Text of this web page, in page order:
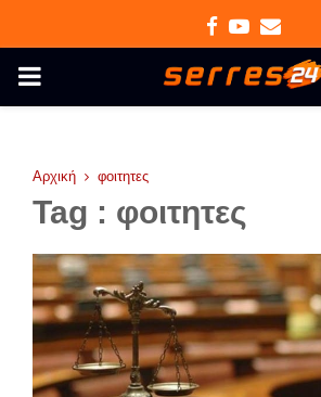
Facebook
Youtube
Email
PRIMARY
Αρχική φοιτητες
Tag : φοιτητες